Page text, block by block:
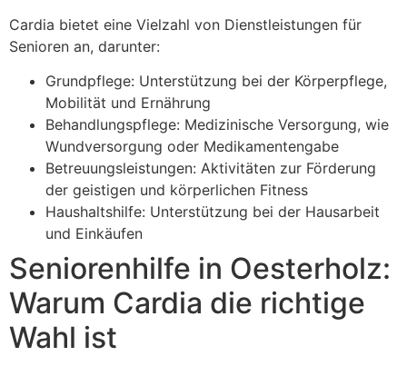
Cardia bietet eine Vielzahl von Dienstleistungen für
Senioren an, darunter:
Grundpflege: Unterstützung bei der Körperpflege,
Mobilität und Ernährung
Behandlungspflege: Medizinische Versorgung, wie
Wundversorgung oder Medikamentengabe
Betreuungsleistungen: Aktivitäten zur Förderung
der geistigen und körperlichen Fitness
Haushaltshilfe: Unterstützung bei der Hausarbeit
und Einkäufen
Seniorenhilfe in Oesterholz:
Warum Cardia die richtige
Wahl ist